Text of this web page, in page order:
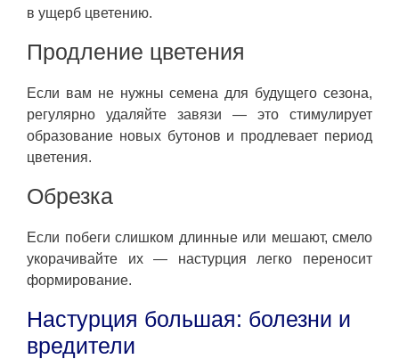
в ущерб цветению.
Продление цветения
Если вам не нужны семена для будущего сезона,
регулярно удаляйте завязи — это стимулирует
образование новых бутонов и продлевает период
цветения.
Обрезка
Если побеги слишком длинные или мешают, смело
укорачивайте их — настурция легко переносит
формирование.
Настурция большая: болезни и
вредители